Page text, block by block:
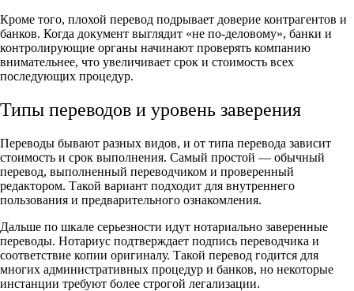
Кроме того, плохой перевод подрывает доверие контрагентов и
банков. Когда документ выглядит «не по‑деловому», банки и
контролирующие органы начинают проверять компанию
внимательнее, что увеличивает срок и стоимость всех
последующих процедур.
Типы переводов и уровень заверения
Переводы бывают разных видов, и от типа перевода зависит
стоимость и срок выполнения. Самый простой — обычный
перевод, выполненный переводчиком и проверенный
редактором. Такой вариант подходит для внутреннего
пользования и предварительного ознакомления.
Дальше по шкале серьезности идут нотариально заверенные
переводы. Нотариус подтверждает подпись переводчика и
соответствие копии оригиналу. Такой перевод годится для
многих административных процедур и банков, но некоторые
инстанции требуют более строгой легализации.